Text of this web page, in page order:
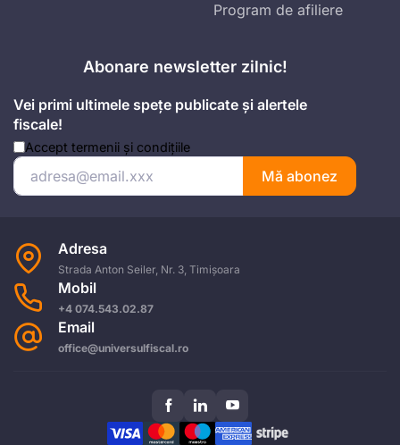
Program de afiliere
Abonare newsletter zilnic!
Vei primi ultimele spețe publicate și alertele
fiscale!
Accept termenii și condițiile
Mă abonez
Adresa
Strada Anton Seiler, Nr. 3, Timișoara
Mobil
+4 074.543.02.87
Email
office@universulfiscal.ro